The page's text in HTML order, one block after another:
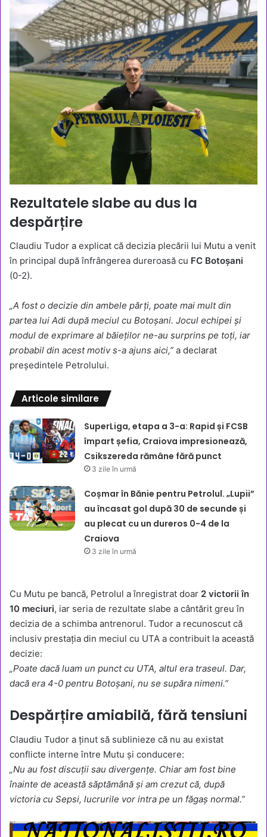
Rezultatele slabe au dus la
despărțire
Claudiu Tudor a explicat că decizia plecării lui Mutu a venit
în principal după înfrângerea dureroasă cu FC Botoșani
(0-2).
„A fost o decizie din ambele părți, poate mai mult din
partea lui Adi după meciul cu Botoșani. Jocul echipei și
modul de exprimare al băieților ne-au surprins pe toți, iar
probabil din acest motiv s-a ajuns aici,” a declarat
președintele Petrolului.
Articole similare
SuperLiga, etapa a 3-a: Rapid și FCSB
împart șefia, Craiova impresionează,
Csikszereda rămâne fără punct
3 zile în urmă
Coșmar în Bănie pentru Petrolul. „Lupii”
au încasat gol după 30 de secunde și
au plecat cu un dureros 0-4 de la
Craiova
3 zile în urmă
Cu Mutu pe bancă, Petrolul a înregistrat doar 2 victorii în
10 meciuri, iar seria de rezultate slabe a cântărit greu în
decizia de a schimba antrenorul. Tudor a recunoscut că
inclusiv prestația din meciul cu UTA a contribuit la această
decizie:
„Poate dacă luam un punct cu UTA, altul era traseul. Dar,
dacă era 4-0 pentru Botoșani, nu se supăra nimeni.”
Despărțire amiabilă, fără tensiuni
Claudiu Tudor a ținut să sublinieze că nu au existat
conflicte interne între Mutu și conducere:
„Nu au fost discuții sau divergențe. Chiar am fost bine
înainte de această săptămână și am crezut că, după
victoria cu Sepsi, lucrurile vor intra pe un făgaș normal.”